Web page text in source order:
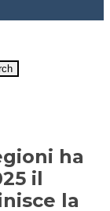
ha
il
la